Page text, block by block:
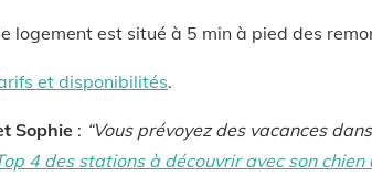
logement est situé à 5 min à pied des
et disponibilités.
Sophie : “Vous prévoyez des vacances
4 des stations à découvrir avec son